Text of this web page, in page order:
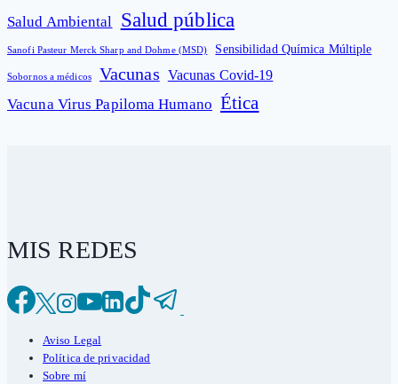
Salud Ambiental Salud pública
Sanofi Pasteur Merck Sharp and Dohme (MSD) Sensibilidad Química Múltiple
Sobornos a médicos Vacunas Vacunas Covid-19
Vacuna Virus Papiloma Humano Ética
MIS REDES
Aviso Legal
Política de privacidad
Sobre mí